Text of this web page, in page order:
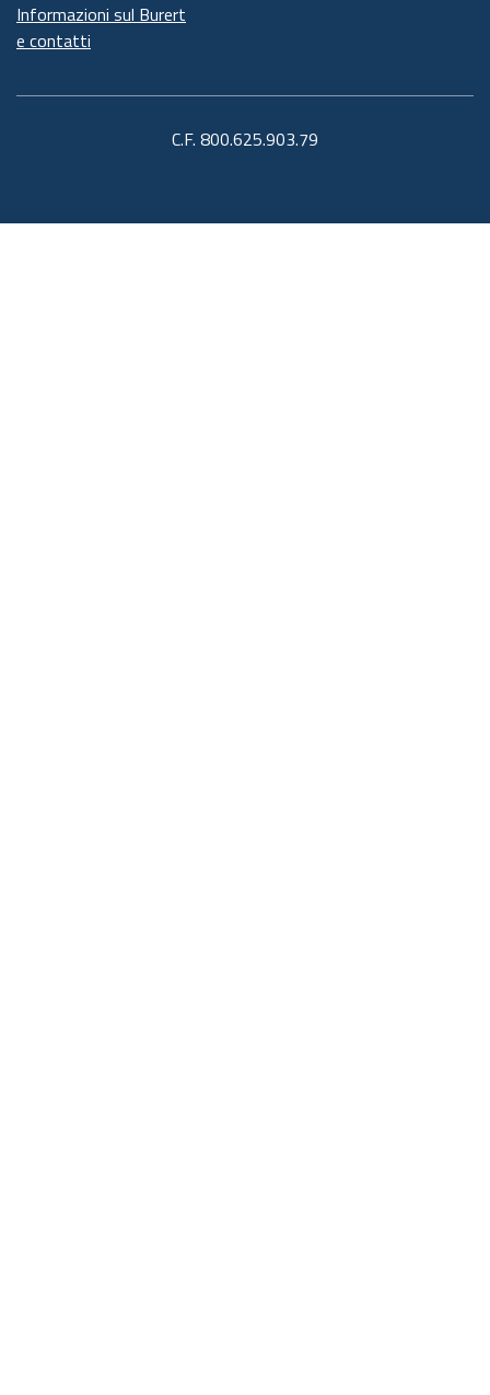
Informazioni sul Burert
e contatti
C.F. 800.625.903.79